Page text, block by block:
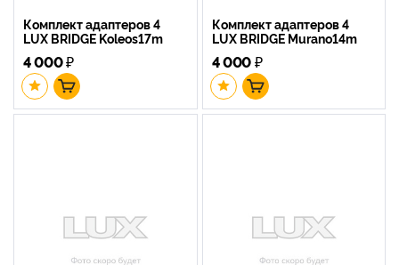
Комплект адаптеров 4
LUX BRIDGE Koleos17m
4 000₽
Комплект адаптеров 4
LUX BRIDGE Murano14m
4 000₽